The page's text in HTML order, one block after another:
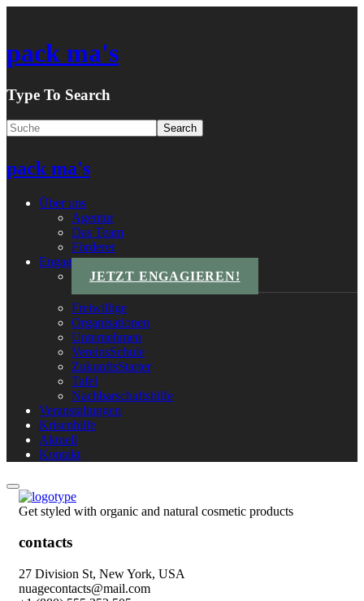
pack ma's
Type To Search
pack ma's
Über uns
Agentur
Das Team
Förderer
Engagements
JETZT ENGAGIEREN!
Freiwillige
Organisationen
Unternehmen
VereinsSchule
ZukunftsStarter
Tafel
Nachbarschaftshilfe
Veranstaltungen
Krisenhilfe
Aktuell
Kontakt
Get styled with organic and natural cosmetic products
contacts
27 Division St, New York, USA
nuagecontacts@mail.com